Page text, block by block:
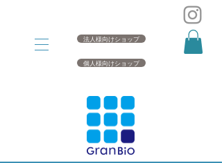
法人様向けショップ
個人様向けショップ